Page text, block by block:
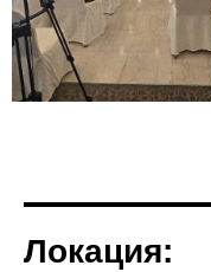
Локация: